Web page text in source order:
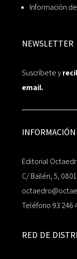
Información
NEWSLETTER
Suscríbete y
email.
Editorial
C/ Bailén, 5,
Teléfono 93 246
RED DE